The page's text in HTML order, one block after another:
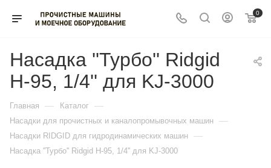
0
Насадка ''Турбо'' Ridgid
H-95, 1/4'' для KJ-3000
Главная — Каталог —
Насадки для прочистных и каналопромывочных машин —
Насадки RIDGID для гидродинамических машин —
Насадка ''Турбо'' Ridgid H-95, 1/4'' для KJ-3000